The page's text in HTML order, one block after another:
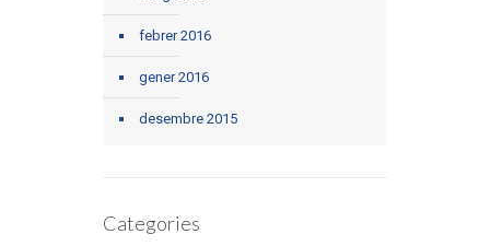
febrer 2016
gener 2016
desembre 2015
Categories